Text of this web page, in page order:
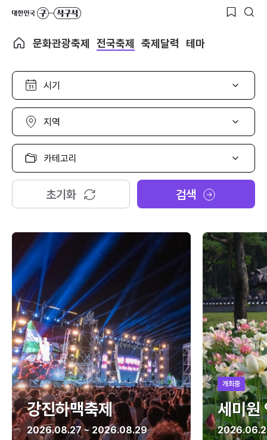
문화관광축제 전국축제 축제달력 테마
시
선
택
지
선
택
카
고
리
택
초기화 검색
강진하맥축제
2026.08.27 ~ 2026.08.29
개최중
세미원